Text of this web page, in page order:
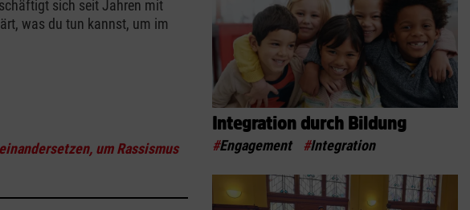
sich seit Jahren mit
was du tun kannst, um im
um Rassismus
Integration durch Bildung
#Engagement #Integration